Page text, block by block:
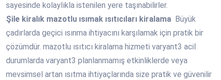
sayesinde kolaylıkla istenilen yere taşınabilirler.
Şile kiralık mazotlu ısımak ısıtıcıları kiralama Büyük
çadırlarda geçici ısınma ihtiyacını karşılamak için pratik bir
çözümdür. mazotlu ısıtıcı kiralama hizmeti varyant3 acil
durumlarda varyant3 planlanmamış etkinliklerde veya
mevsimsel artan ısıtma ihtiyaçlarında size pratik ve güvenilir